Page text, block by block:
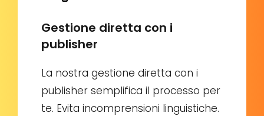
Gestione diretta con i
publisher
La nostra gestione diretta con i
publisher semplifica il processo per
te. Evita incomprensioni linguistiche.